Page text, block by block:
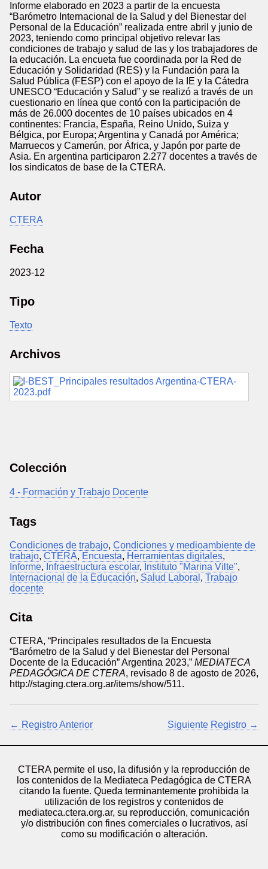
Informe elaborado en 2023 a partir de la encuesta
“Barómetro Internacional de la Salud y del Bienestar del
Personal de la Educación” realizada entre abril y junio de
2023, teniendo como principal objetivo relevar las
condiciones de trabajo y salud de las y los trabajadores de
la educación. La encueta fue coordinada por la Red de
Educación y Solidaridad (RES) y la Fundación para la
Salud Pública (FESP) con el apoyo de la IE y la Cátedra
UNESCO “Educación y Salud” y se realizó a través de un
cuestionario en línea que contó con la participación de
más de 26.000 docentes de 10 países ubicados en 4
continentes: Francia, España, Reino Unido, Suiza y
Bélgica, por Europa; Argentina y Canadá por América;
Marruecos y Camerún, por África, y Japón por parte de
Asia. En argentina participaron 2.277 docentes a través de
los sindicatos de base de la CTERA.
Autor
CTERA
Fecha
2023-12
Tipo
Texto
Archivos
Colección
4 - Formación y Trabajo Docente
Tags
Condiciones de trabajo, Condiciones y medioambiente de
trabajo, CTERA, Encuesta, Herramientas digitales,
Informe, Infraestructura escolar, Instituto "Marina Vilte",
Internacional de la Educación, Salud Laboral , Trabajo
docente
Cita
CTERA, “Principales resultados de la Encuesta
“Barómetro de la Salud y del Bienestar del Personal
Docente de la Educación” Argentina 2023,” MEDIATECA
PEDAGÓGICA DE CTERA, revisado 8 de agosto de 2026,
http://staging.ctera.org.ar/items/show/511.
← Registro Anterior Siguiente Registro →
CTERA permite el uso, la difusión y la reproducción de
los contenidos de la Mediateca Pedagógica de CTERA
citando la fuente. Queda terminantemente prohibida la
utilización de los registros y contenidos de
mediateca.ctera.org.ar, su reproducción, comunicación
y/o distribución con fines comerciales o lucrativos, así
como su modificación o alteración.